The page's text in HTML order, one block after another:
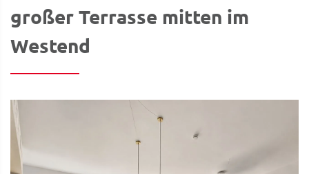
großer Terrasse mitten im
Westend